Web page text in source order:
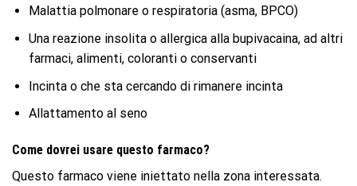
Malattia polmonare o respiratoria (asma, BPCO)
Una reazione insolita o allergica alla bupivacaina, ad altri
farmaci, alimenti, coloranti o conservanti
Incinta o che sta cercando di rimanere incinta
Allattamento al seno
Come dovrei usare questo farmaco?
Questo farmaco viene iniettato nella zona interessata.